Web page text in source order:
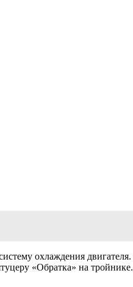
охлаждения
«Обратка» на